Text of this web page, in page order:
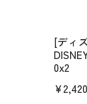
[ディ
0x2
¥2,420